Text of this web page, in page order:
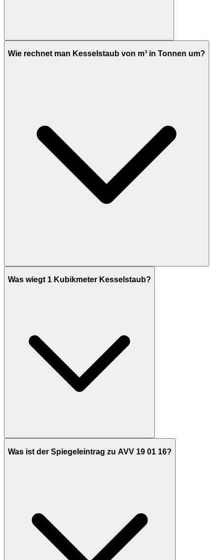
Wie rechnet man Kesselstaub von m³ in Tonnen um?
Was wiegt 1 Kubikmeter Kesselstaub?
Was ist der Spiegeleintrag zu AVV 19 01 16?